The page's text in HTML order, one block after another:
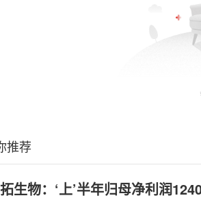
推荐
生物：‘上’半年归母净利润